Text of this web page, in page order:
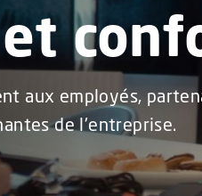
aux employés,
de l'entreprise.